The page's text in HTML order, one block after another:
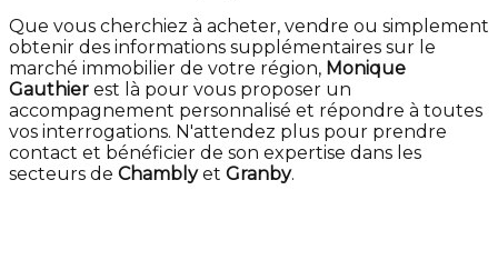
Que vous cherchiez à acheter, vendre ou simplement
obtenir des informations supplémentaires sur le
marché immobilier de votre région, Monique
Gauthier est là pour vous proposer un
accompagnement personnalisé et répondre à toutes
vos interrogations. N'attendez plus pour prendre
contact et bénéficier de son expertise dans les
secteurs de Chamblyet Granby.